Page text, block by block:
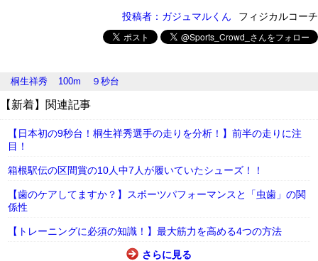
投稿者：ガジュマルくん
フィジカルコーチ
桐生祥秀 100m ９秒台
【新着】関連記事
【日本初の9秒台！桐生祥秀選手の走りを分析！】前半の走りに注
目！
箱根駅伝の区間賞の10人中7人が履いていたシューズ！！
【歯のケアしてますか？】スポーツパフォーマンスと「虫歯」の関
係性
【トレーニングに必須の知識！】最大筋力を高める4つの方法
さらに見る